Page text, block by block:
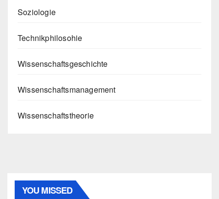
Soziologie
Technikphilosohie
Wissenschaftsgeschichte
Wissenschaftsmanagement
Wissenschaftstheorie
YOU MISSED